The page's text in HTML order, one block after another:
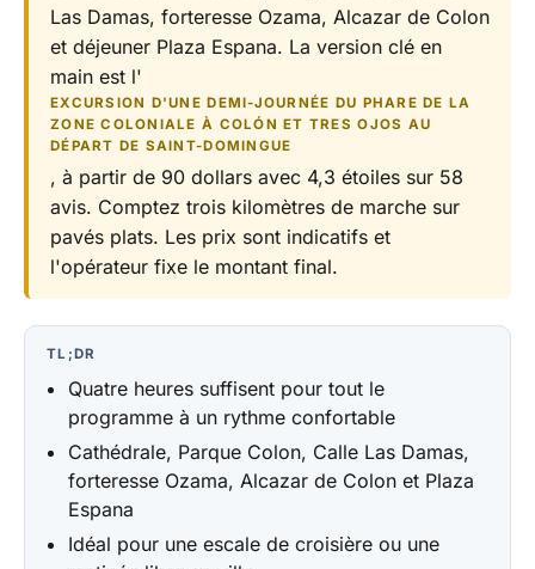
Las Damas, forteresse Ozama, Alcazar de Colon
et déjeuner Plaza Espana. La version clé en
main est l'
EXCURSION D'UNE DEMI-JOURNÉE DU PHARE DE LA
ZONE COLONIALE À COLÓN ET TRES OJOS AU
DÉPART DE SAINT-DOMINGUE
, à partir de 90 dollars avec 4,3 étoiles sur 58
avis. Comptez trois kilomètres de marche sur
pavés plats. Les prix sont indicatifs et
l'opérateur fixe le montant final.
TL;DR
Quatre heures suffisent pour tout le
programme à un rythme confortable
Cathédrale, Parque Colon, Calle Las Damas,
forteresse Ozama, Alcazar de Colon et Plaza
Espana
Idéal pour une escale de croisière ou une